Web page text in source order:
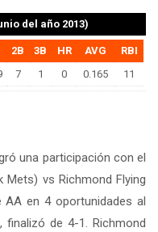
del año 2013)
2B 3B HR AVG
RBI
7 1 0 0.165 11
una participación con el
Mets) vs Richmond Flying
AA en 4 oportunidades al
de 4-1. Richmond